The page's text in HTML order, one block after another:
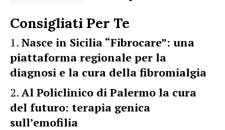
Consigliati Per Te
Nasce in Sicilia “Fibrocare”: una
piattaforma regionale per la
diagnosi e la cura della fibromialgia
Al Policlinico di Palermo la cura
del futuro: terapia genica
sull’emofilia